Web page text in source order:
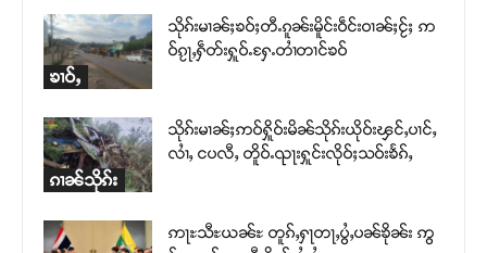
ၶၢဝ်ႇ
သိုၵ်းမၢၼ်ႈၶဝ်ႈတီႉၵူၼ်းမိူင်းဝဵင်းဝၢၼ်ႈငႂ်ႈ ဢ
ဝ်ၵႂႃႇႁဵတ်းႁူဝ်ႉႁႄႉတၢႆတၢင်ၶဝ်
ၵၢၼ်သိုၵ်း
သိုၵ်းမၢၼ်ႈဢဝ်ႁိူဝ်းမိၼ်သိုၵ်းယိုဝ်းၾင်ႇပၢင်ႇ
လၢႆႇ ငပလီႇ တိူဝ်ႉၺႃးႁူင်းလိုဝ်ႈသဝ်းၶႅၵ်ႇ
ဢႃႊသီႊယၼ်ႊ တူၵ်ႇႁႃတႃႇပွႆႇပၼ်ၶိုၼ်း ဢွ